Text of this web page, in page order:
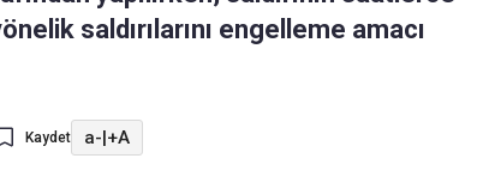
saldırılarını engelleme amacı
Kaydet a-|+A